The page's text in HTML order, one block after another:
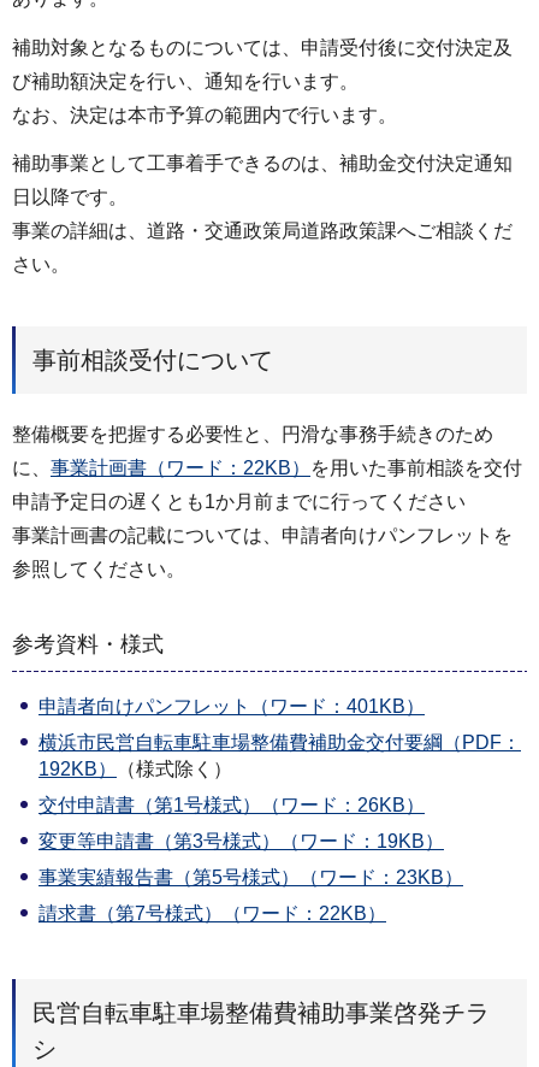
補助対象となるものについては、申請受付後に交付決定及
び補助額決定を行い、通知を行います。
なお、決定は本市予算の範囲内で行います。
補助事業として工事着手できるのは、補助金交付決定通知
日以降です。
事業の詳細は、道路・交通政策局道路政策課へご相談くだ
さい。
事前相談受付について
整備概要を把握する必要性と、円滑な事務手続きのため
に、 事業計画書（ワード：22KB）
を用いた事前相談を交付
申請予定日の遅くとも1か月前までに行ってください
事業計画書の記載については、申請者向けパンフレットを
参照してください。
参考資料・様式
申請者向けパンフレット（ワード：401KB）
横浜市民営自転車駐車場整備費補助金交付要綱（PDF：
192KB）
（様式除く）
交付申請書（第1号様式）（ワード：26KB）
変更等申請書（第3号様式）（ワード：19KB）
事業実績報告書（第5号様式）（ワード：23KB）
請求書（第7号様式）（ワード：22KB）
民営自転車駐車場整備費補助事業啓発チラ
シ